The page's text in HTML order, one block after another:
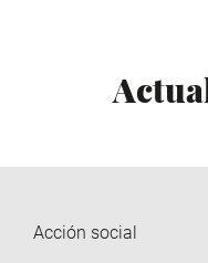
Acción social